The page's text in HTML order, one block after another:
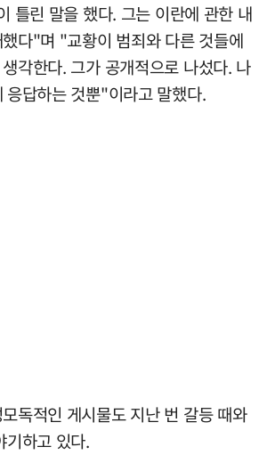
틀린 말을 했다. 그는 이란에 관한 내
다"며 "교황이 범죄와 다른 것들에
각한다. 그가 공개적으로 나섰다. 나
응답하는 것뿐"이라고 말했다.
독적인 게시물도 지난 번 갈등 때와
기하고 있다.